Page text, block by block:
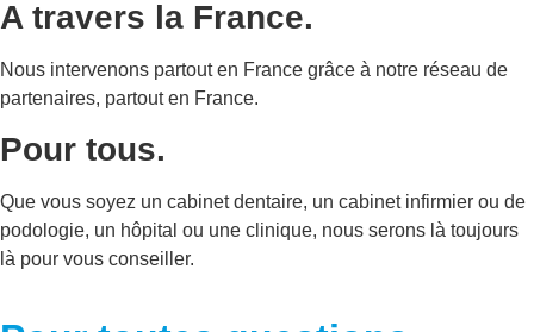
A travers la France.
Nous intervenons partout en France grâce à notre réseau de
partenaires, partout en France.
Pour tous.
Que vous soyez un cabinet dentaire, un cabinet infirmier ou de
podologie, un hôpital ou une clinique, nous serons là toujours
là pour vous conseiller.